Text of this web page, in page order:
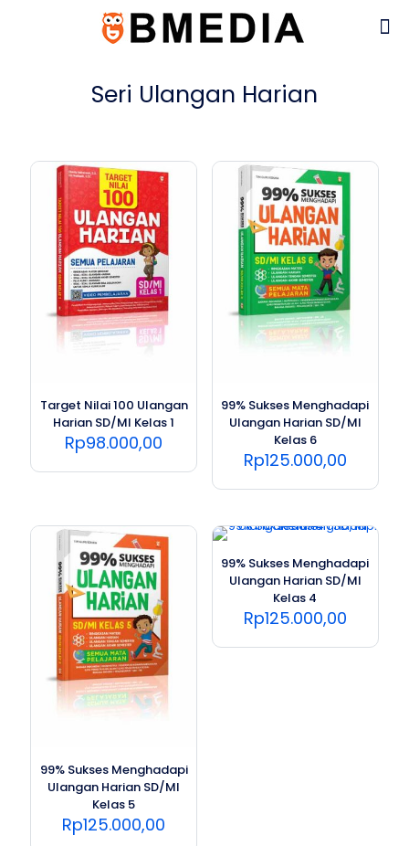
Seri Ulangan Harian
Target Nilai 100 Ulangan
Harian SD/MI Kelas 1
Rp98.000,00
99% Sukses Menghadapi
Ulangan Harian SD/MI
Kelas 6
Rp125.000,00
99% Sukses Menghadapi
Ulangan Harian SD/MI
Kelas 5
Rp125.000,00
99% Sukses Menghadapi
Ulangan Harian SD/MI
Kelas 4
Rp125.000,00